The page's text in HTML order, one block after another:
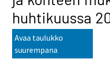
huhtikuussa
Avaa taulukko
suurempana